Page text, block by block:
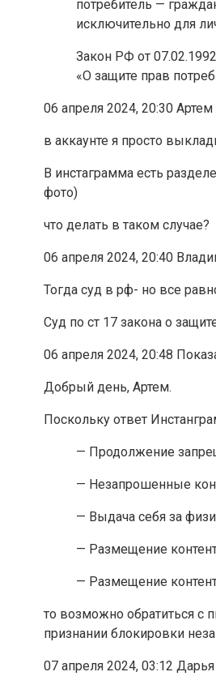
потребитель —
исключительно для
Закон РФ от
«О защите прав
06 апреля 2024, 20:30
в аккаунте я просто
В инстаграмма есть
фото)
что делать в таком случае?
06 апреля 2024, 20:40
Тогда суд в рф- но все
Суд по ст 17 закона о
06 апреля 2024, 20:48
Добрый день, Артем.
Поскольку ответ
— Продолжение
— Незапрошенные
— Выдача себя за
— Размещение
— Размещение
то возможно обратиться с
признании блокировки
07 апреля 2024, 03:12